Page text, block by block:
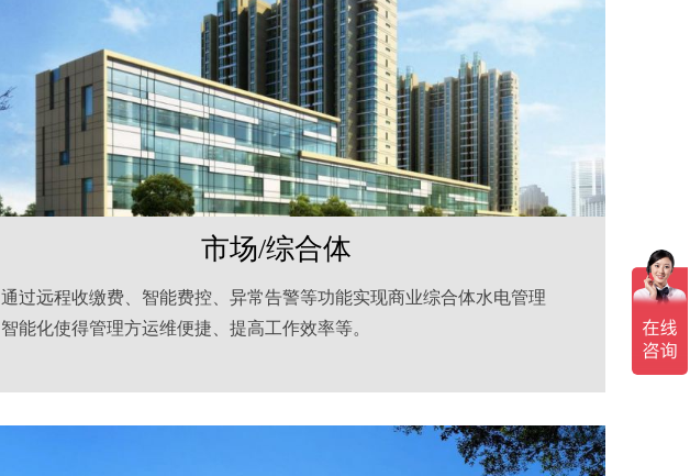
市场/综合体
通过远程收缴费、智能费控、异常告警等功能实现商业综合体水电管理
智能化使得管理方运维便捷、提高工作效率等。